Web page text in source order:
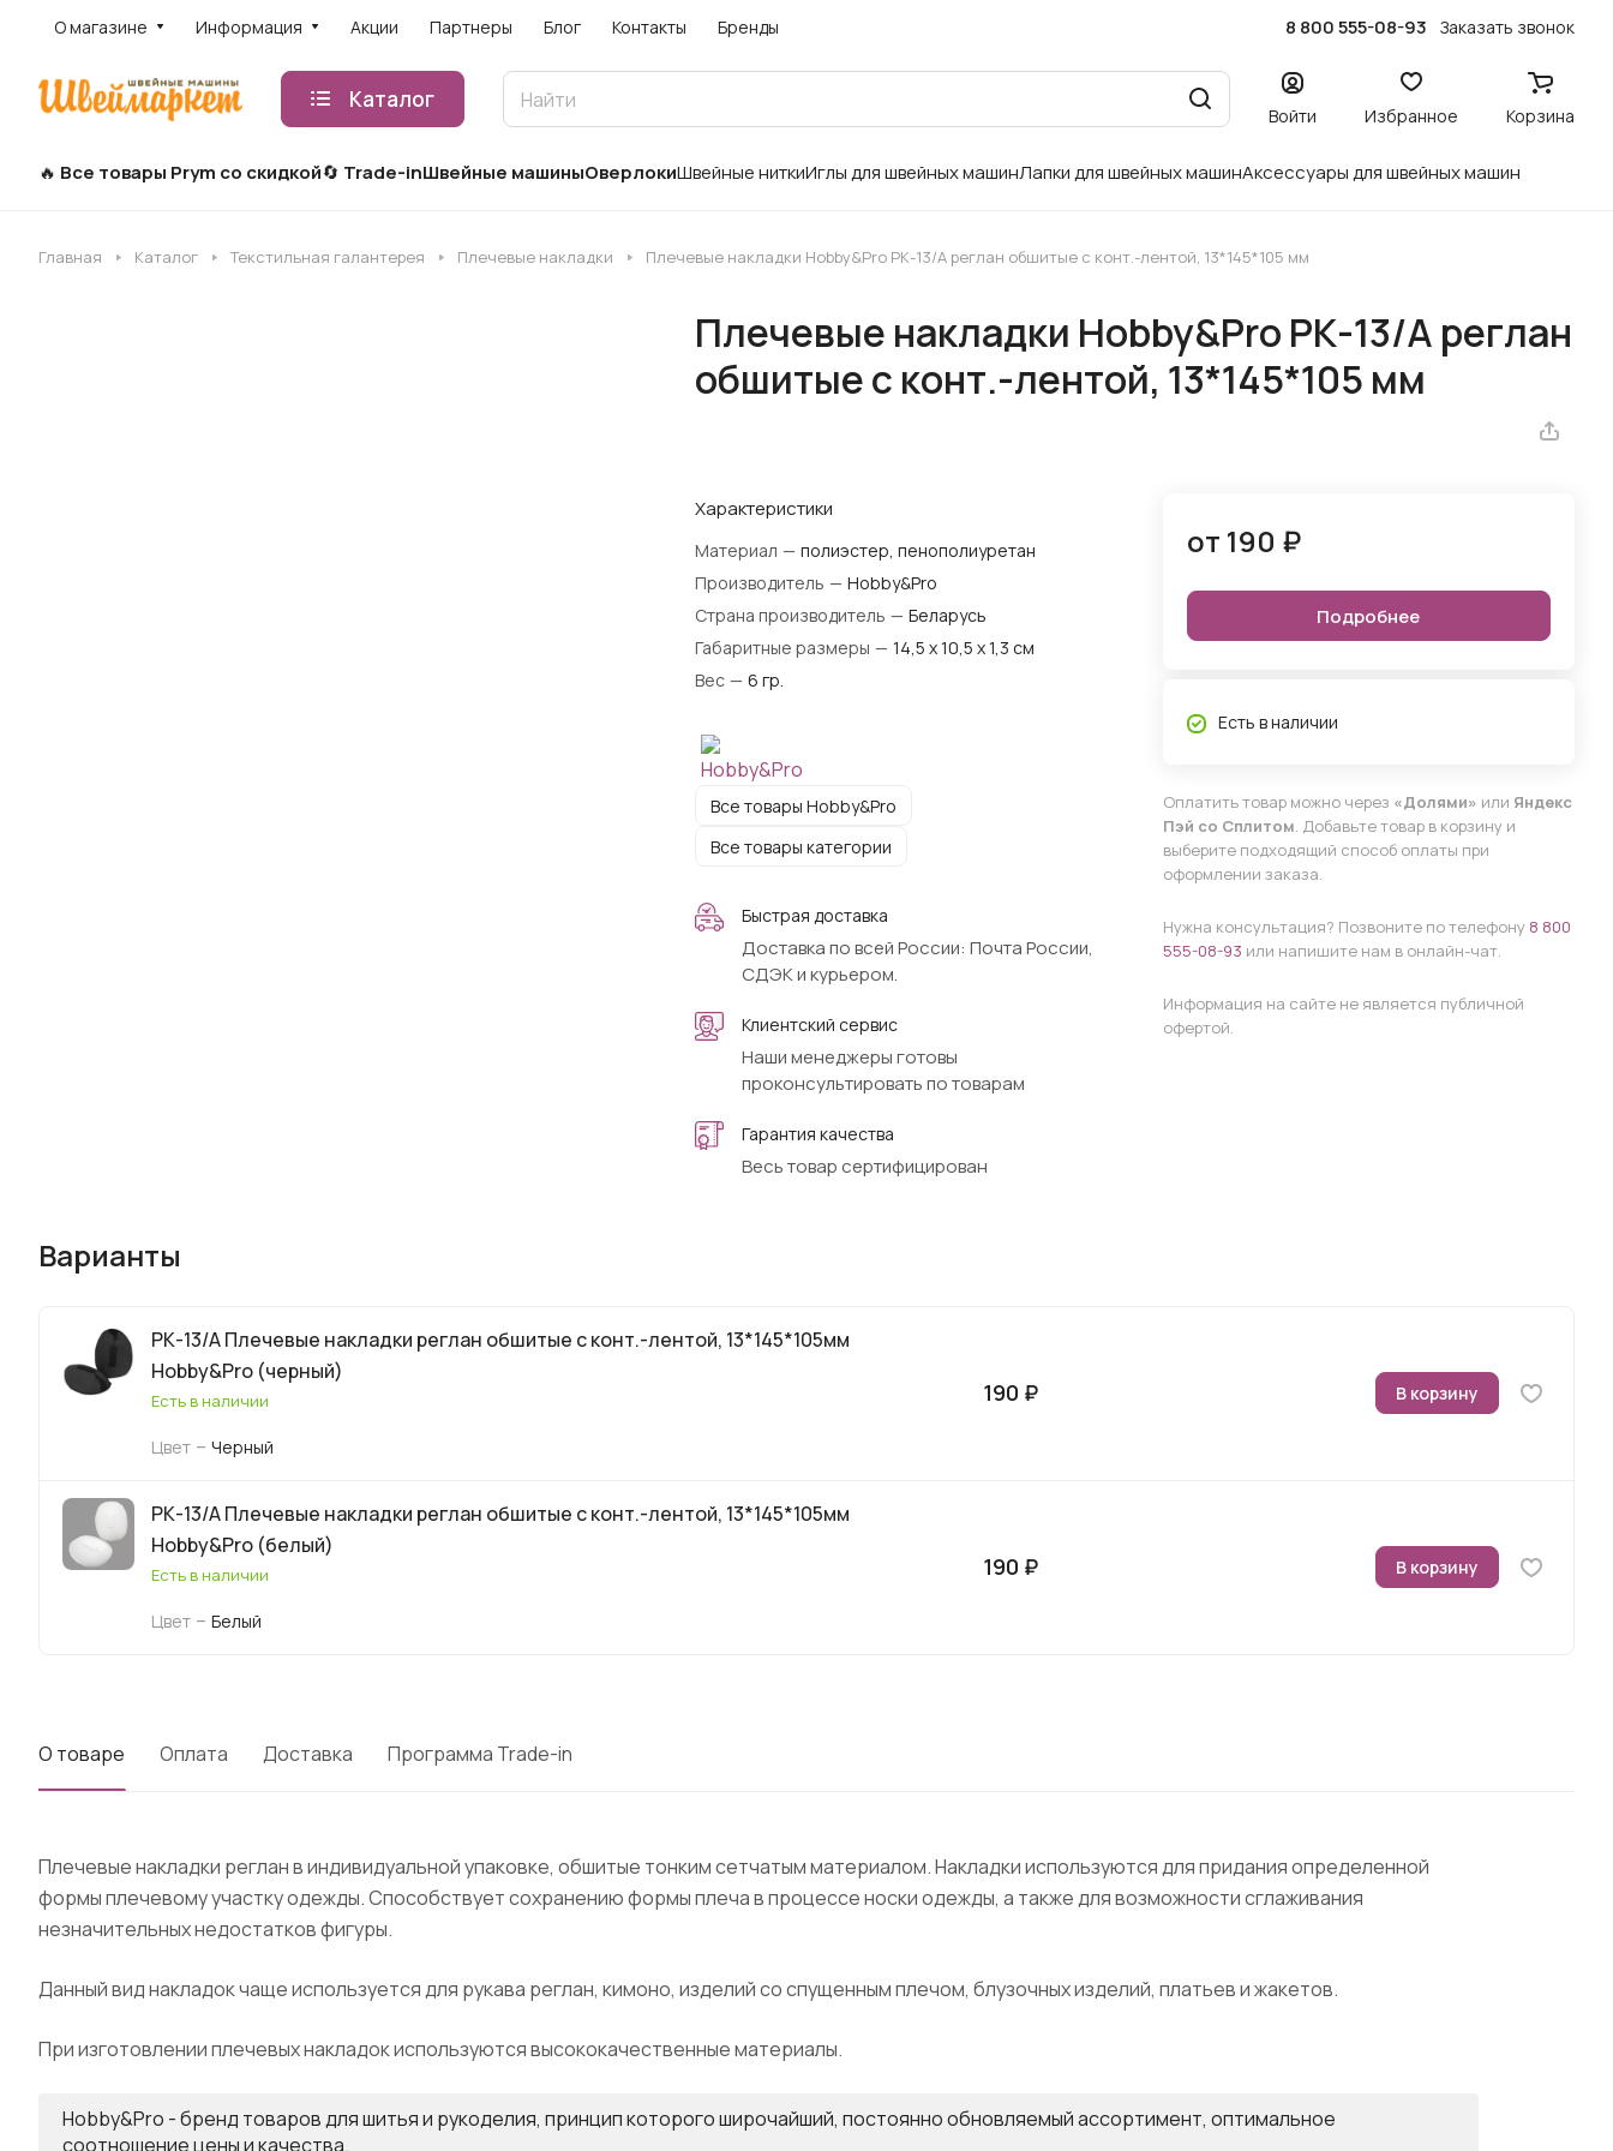
О магазине Информация Акции Партнеры Блог Контакты Бренды 8 800 555-08-93 Заказать звонок
Каталог
Войти Избранное Корзина
Все товары Prym со скидкой Trade-inШвейные машиныОверлокиШвейные ниткиИглы для швейных машинЛапки для швейных машинАксессуары для швейных машин
Главная Каталог Текстильная галантерея Плечевые накладки Плечевые накладки Hobby&Pro РК-13/А реглан обшитые с конт.-лентой, 13*145*105 мм
Плечевые накладки Hobby&Pro РК-13/А реглан
обшитые с конт.-лентой, 13*145*105 мм
Характеристики
Материал — полиэстер, пенополиуретан
Производитель — Hobby&Pro
Страна производитель — Беларусь
Габаритные размеры — 14,5 х 10,5 х 1,3 см
Вес — 6 гр.
Все товары Hobby&Pro
Все товары категории
Быстрая доставка
Доставка по всей России: Почта России,
СДЭК и курьером.
Клиентский сервис
Наши менеджеры готовы
проконсультировать по товарам
Гарантия качества
Весь товар сертифицирован
от 190 ₽
Подробнее
Есть в наличии
Оплатить товар можно через «Долями» или Яндекс
Пэй со Сплитом. Добавьте товар в корзину и
выберите подходящий способ оплаты при
оформлении заказа.
Нужна консультация? Позвоните по телефону 8 800
555-08-93 или напишите нам в онлайн-чат.
Информация на сайте не является публичной
офертой.
Варианты
РК-13/А Плечевые накладки реглан обшитые с конт.-лентой, 13*145*105мм
Hobby&Pro (черный)
Есть в наличии
Цвет – Черный
190 ₽ В корзину
РК-13/А Плечевые накладки реглан обшитые с конт.-лентой, 13*145*105мм
Hobby&Pro (белый)
Есть в наличии
Цвет – Белый
190 ₽ В корзину
О товаре Оплата Доставка Программа Trade-in
Плечевые накладки реглан в индивидуальной упаковке, обшитые тонким сетчатым материалом. Накладки используются для придания определенной
формы плечевому участку одежды. Способствует сохранению формы плеча в процессе носки одежды, а также для возможности сглаживания
незначительных недостатков фигуры.
Данный вид накладок чаще используется для рукава реглан, кимоно, изделий со спущенным плечом, блузочных изделий, платьев и жакетов.
При изготовлении плечевых накладок используются высококачественные материалы.
Hobby&Pro - бренд товаров для шитья и рукоделия, принцип которого широчайший, постоянно обновляемый ассортимент, оптимальное
соотношение цены и качества.